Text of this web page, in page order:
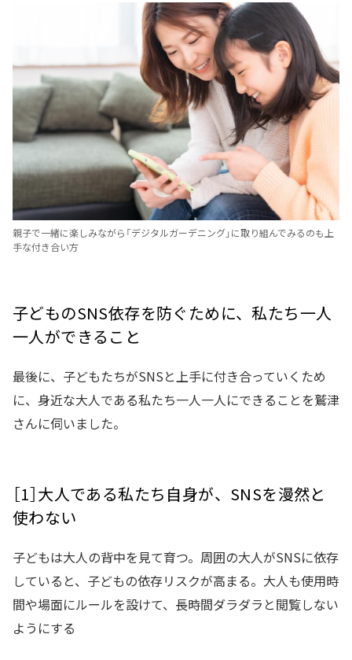
親子で一緒に楽しみながら「デジタルガーデニング」に取り組んでみるのも上
手な付き合い方
子どものSNS依存を防ぐために、私たち一人
一人ができること
最後に、子どもたちがSNSと上手に付き合っていくため
に、身近な大人である私たち一人一人にできることを鷲津
さんに伺いました。
［1］大人である私たち自身が、SNSを漫然と
使わない
子どもは大人の背中を見て育つ。周囲の大人がSNSに依存
していると、子どもの依存リスクが高まる。大人も使用時
間や場面にルールを設けて、長時間ダラダラと閲覧しない
ようにする